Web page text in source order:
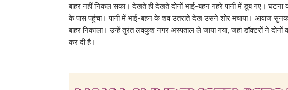
बाहर नहीं निकल सका। देखते ही देखते दोनों भाई-बहन गहरे पानी में डूब गए। घटना
के पास पहुंचा। पानी में भाई-बहन के शव उतराते देख उसने शोर मचाया। आवाज
बाहर निकाला। उन्हें तुरंत लवकुश नगर अस्पताल ले जाया गया, जहां डॉक्टरों ने
कर दी है।